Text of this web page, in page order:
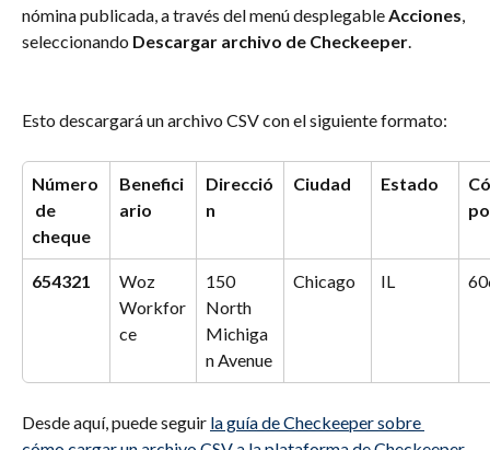
nómina publicada, a través del menú desplegable Acciones,
seleccionando Descargar archivo de Checkeeper.
Esto descargará un archivo CSV con el siguiente formato:
Número
de
cheque
Benefici
ario
Direcció
n
Ciudad Estado
654321
Woz
Workfor
ce
150
North
Michiga
n Avenue
Chicago IL
Desde aquí, puede seguir la guía de Checkeeper sobre